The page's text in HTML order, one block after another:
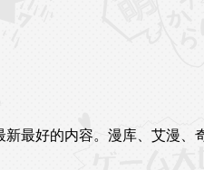
最好的内容。漫库、艾漫